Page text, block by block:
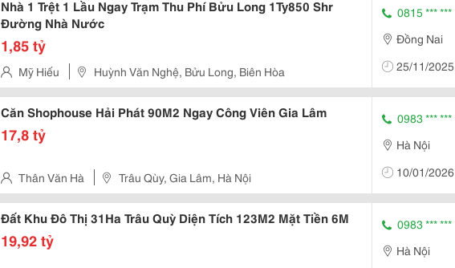
Nhà 1 Trệt 1 Lầu Ngay Trạm Thu Phí Bửu Long 1Ty850 Shr
Đường Nhà Nước
1,85 tỷ
Mỹ Hiếu Huỳnh Văn Nghệ, Bửu Long, Biên Hòa
0815 *** ***
Đồng Nai
25/11/2025
Căn Shophouse Hải Phát 90M2 Ngay Công Viên Gia Lâm
17,8 tỷ
Thân Văn Hà Trâu Qùy, Gia Lâm, Hà Nội
0983 *** ***
Hà Nội
10/01/2026
Đất Khu Đô Thị 31Ha Trâu Quỳ Diện Tích 123M2 Mặt Tiền 6M
19,92 tỷ
0983 *** ***
Hà Nội